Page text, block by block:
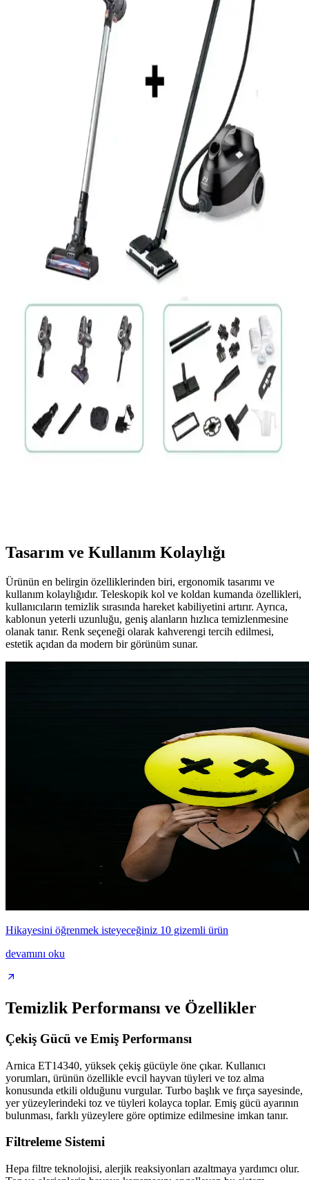
Arnica ET14341 Tesla Premium Ergo, güçlü motoru, sessiz
çalışması ve pratik özellikleriyle öne çıkan yüksek performanslı
elektrikli süpürgedir. Kullanıcı dostu tasarımı ve filtreleme
özellikleriyle temizlikte güven sağlar.
Samsung VC07R302MVR/TR Toz Torbasız
Elektrikli Süpürge Özellikleri ve Kullanım Kılavuzu
Samsung'un hafif ve güçlü toz torbasız elektrikli süpürgesi, HEPA
filtresi ve düşük ses seviyesiyle etkili temizlik sağlar, pratik kullanım
Bosch Elektrikli Süpürge Toz Torbası G ALL Seti
Detaylı İnceleme ve Kullanıcı Yorumları
Bosch G ALL toz torbası seti, yüksek emiş gücü ve çok katmanlı
filtreleme ile hijyen ve verimlilik sağlar. Uzun ömür ve uyumluluk
sunan bu ürün, temizlik performansını artırır ve maliyetleri düşürür.
Conti CSC-305 Zeus Plus Dikey Elektrikli Süpürge
İncelemesi ve Kullanıcı Yorumları
ve orta alanlar için ideal dikey elektrikli süpürge. Ergonomik
tasarımı ve geniş toz haznesiyle pratik temizlik sağlar.
Arnica Pika Turbo ET14411 Elektrikli Süpürge:
Güçlü Performans ve Modern Tasarım Özellikleri
Arnica Pika Turbo ET14411, yüksek emiş gücü, sessiz çalışma ve
şık tasarımıyla günlük temizlikte üstün performans sunar. Çok yönlü
aksesuarlarıyla her yüzeyde etkili temizlik sağlar.
PiranTech Es92 ve CB-107C Temizlik Seti: Güçlü ve
Tasarım ve Kullanım Kolaylığı
Ürünün en belirgin özelliklerinden biri, ergonomik tasarımı ve
kullanım kolaylığıdır. Teleskopik kol ve koldan kumanda özellikleri,
kullanıcıların temizlik sırasında hareket kabiliyetini artırır. Ayrıca,
kablonun yeterli uzunluğu, geniş alanların hızlıca temizlenmesine
olanak tanır. Renk seçeneği olarak kahverengi tercih edilmesi,
estetik açıdan da modern bir görünüm sunar.
Hikayesini öğrenmek isteyeceğiniz 10 gizemli ürün
devamını oku
Temizlik Performansı ve Özellikler
Çekiş Gücü ve Emiş Performansı
Arnica ET14340, yüksek çekiş gücüyle öne çıkar. Kullanıcı
yorumları, ürünün özellikle evcil hayvan tüyleri ve toz alma
konusunda etkili olduğunu vurgular. Turbo başlık ve fırça sayesinde,
yer yüzeylerindeki toz ve tüyleri kolayca toplar. Emiş gücü ayarının
bulunması, farklı yüzeylere göre optimize edilmesine imkan tanır.
Filtreleme Sistemi
Hepa filtre teknolojisi, alerjik reaksiyonları azaltmaya yardımcı olur.